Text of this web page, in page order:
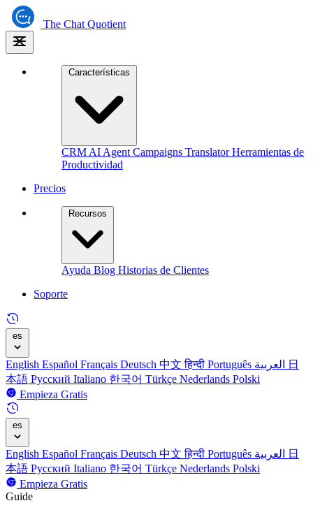
The Chat Quotient
Características
CRM AI Agent Campaigns TranslatorHerramientas de
Productividad
Precios
Recursos
Ayuda Blog Historias de Clientes
Soporte
es
English Español Français Deutsch 中文हिन्दी Português
日
本語 Русский Italiano 한국어 Türkçe Nederlands Polski
Empieza Gratis
es
English Español Français Deutsch 中文हिन्दी Português
日
本語 Русский Italiano 한국어 Türkçe Nederlands Polski
Empieza Gratis
Guide